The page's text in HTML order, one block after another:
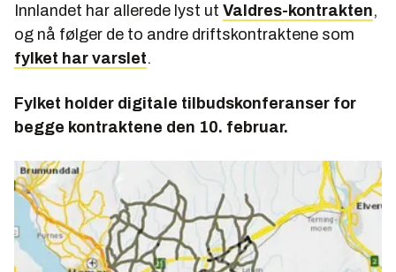
Innlandet har allerede lyst ut Valdres-kontrakten,
og nå følger de to andre driftskontraktene som
fylket har varslet.
Fylket holder digitale tilbudskonferanser for
begge kontraktene den 10. februar.